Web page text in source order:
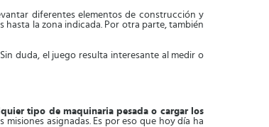
diferentes elementos de construcción y
hasta la zona indicada. Por otra parte, también
Sin duda, el juego resulta interesante al medir o
tipo de maquinaria pesada o cargar los
asignadas. Es por eso que hoy día ha